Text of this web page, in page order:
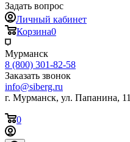
Задать вопрос
Личный кабинет
Корзина0
Мурманск
8 (800) 301-82-58
Заказать звонок
info@siberg.ru
г. Мурманск, ул. Папанина, 11
0